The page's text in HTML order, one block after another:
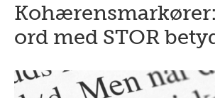
ord med STOR